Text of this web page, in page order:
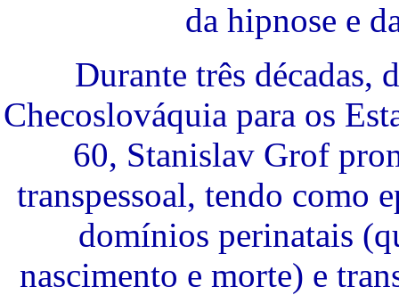
da hipnose e
Durante três décadas,
Checoslováquia para os
60, Stanislav Grof
transpessoal, tendo como
domínios perinatais
nascimento e morte) e